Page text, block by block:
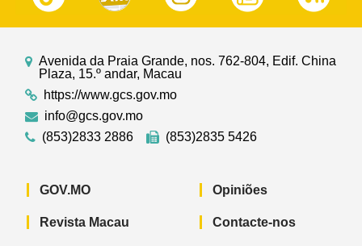
Avenida da Praia Grande, nos. 762-804, Edif. China
Plaza, 15.º andar, Macau
https://www.gcs.gov.mo
info@gcs.gov.mo
(853)2833 2886
(853)2835 5426
GOV.MO
Revista Macau
Opiniões
Contacte-nos